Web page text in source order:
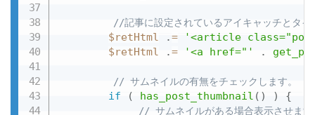
//記事に設定されているアイキャッチとタイ
$retHtml
.=
'<article
$retHtml
.= '<a href="' .
// サムネイルの有無をチェックします。
if
( has_post_thumbnail ( ) )
{
// サムネイルがある場合表示させま